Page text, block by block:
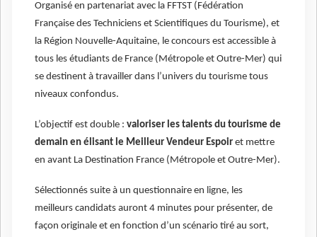
Organisé en partenariat avec la FFTST (Fédération
Française des Techniciens et Scientifiques du Tourisme), et
la Région Nouvelle-Aquitaine, le concours est accessible à
tous les étudiants de France (Métropole et Outre-Mer) qui
se destinent à travailler dans l’univers du tourisme tous
niveaux confondus.
L’objectif est double : valoriser les talents du tourisme de
demain en élisant le Meilleur Vendeur Espoir et mettre
en avant La Destination France (Métropole et Outre-Mer).
Sélectionnés suite à un questionnaire en ligne, les
meilleurs candidats auront 4 minutes pour présenter, de
façon originale et en fonction d’un scénario tiré au sort,